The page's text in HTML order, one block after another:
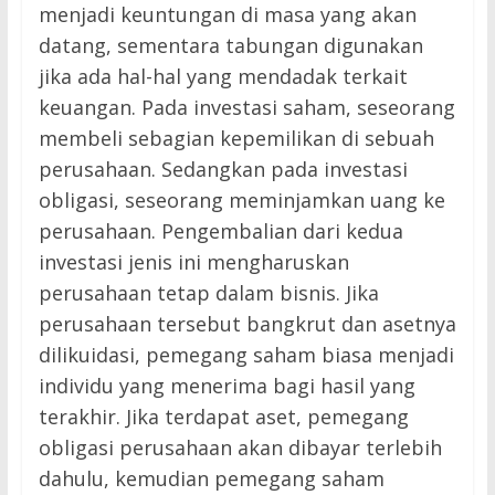
menjadi keuntungan di masa yang akan
datang, sementara tabungan digunakan
jika ada hal-hal yang mendadak terkait
keuangan. Pada investasi saham, seseorang
membeli sebagian kepemilikan di sebuah
perusahaan. Sedangkan pada investasi
obligasi, seseorang meminjamkan uang ke
perusahaan. Pengembalian dari kedua
investasi jenis ini mengharuskan
perusahaan tetap dalam bisnis. Jika
perusahaan tersebut bangkrut dan asetnya
dilikuidasi, pemegang saham biasa menjadi
individu yang menerima bagi hasil yang
terakhir. Jika terdapat aset, pemegang
obligasi perusahaan akan dibayar terlebih
dahulu, kemudian pemegang saham